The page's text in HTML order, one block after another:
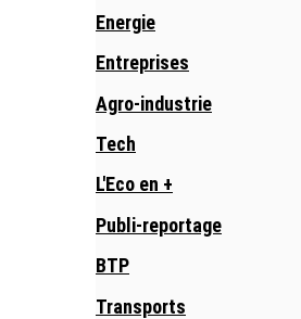
Energie
Entreprises
Agro-industrie
Tech
L'Eco en +
Publi-reportage
BTP
Transports